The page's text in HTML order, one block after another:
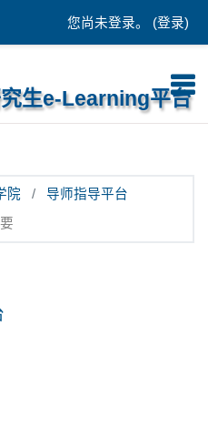
您尚未登录。 (登录)
生e-Learning平台
院
导师指导平台